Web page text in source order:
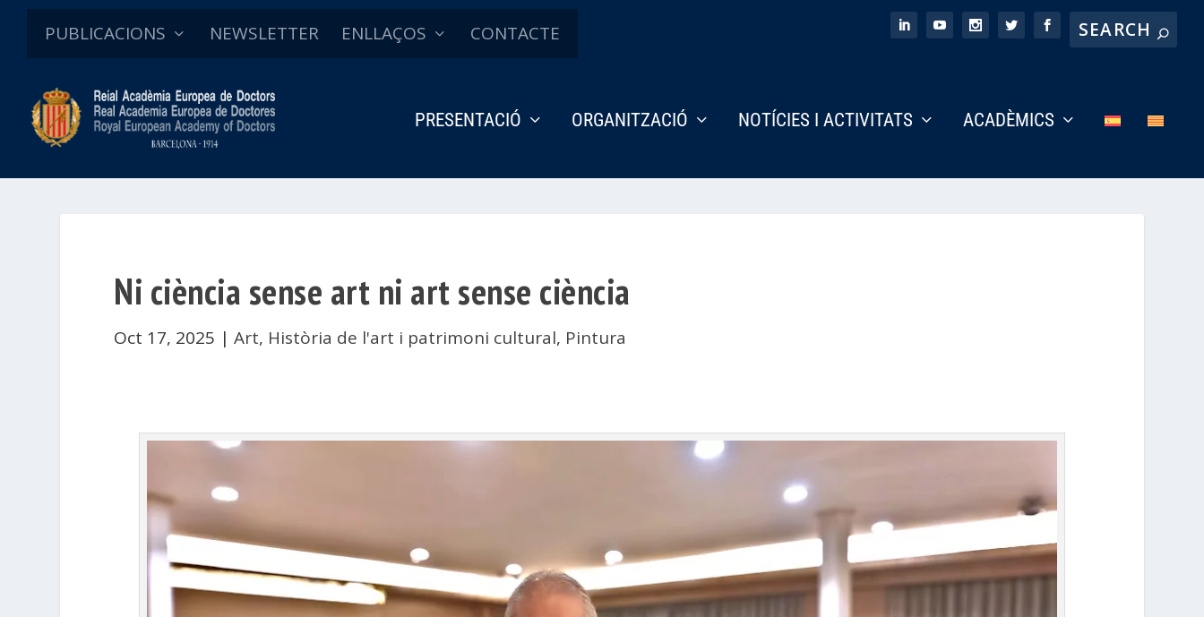
PUBLICACIONS NEWSLETTER ENLLAÇOS CONTACTE
PRESENTACIÓ ORGANITZACIÓ NOTÍCIES I ACTIVITATS ACADÈMICS
Ni ciència sense art ni art sense ciència
Oct 17, 2025 |Art, Història de l'art i patrimoni cultural, Pintura